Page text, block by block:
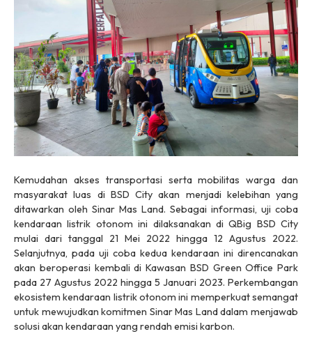
Kemudahan akses transportasi serta mobilitas warga dan
masyarakat luas di BSD City akan menjadi kelebihan yang
ditawarkan oleh Sinar Mas Land. Sebagai informasi, uji coba
kendaraan listrik otonom ini dilaksanakan di QBig BSD City
mulai dari tanggal 21 Mei 2022 hingga 12 Agustus 2022.
Selanjutnya, pada uji coba kedua kendaraan ini direncanakan
akan beroperasi kembali di Kawasan BSD Green Office Park
pada 27 Agustus 2022 hingga 5 Januari 2023. Perkembangan
ekosistem kendaraan listrik otonom ini memperkuat semangat
untuk mewujudkan komitmen Sinar Mas Land dalam menjawab
solusi akan kendaraan yang rendah emisi karbon.